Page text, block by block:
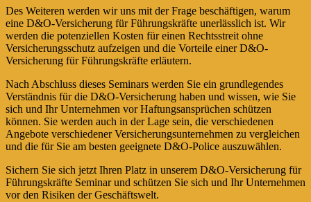
Des Weiteren werden wir uns mit der Frage beschäftigen, warum
eine D&O-Versicherung für Führungskräfte unerlässlich ist. Wir
werden die potenziellen Kosten für einen Rechtsstreit ohne
Versicherungsschutz aufzeigen und die Vorteile einer D&O-
Versicherung für Führungskräfte erläutern.
Nach Abschluss dieses Seminars werden Sie ein grundlegendes
Verständnis für die D&O-Versicherung haben und wissen, wie Sie
sich und Ihr Unternehmen vor Haftungsansprüchen schützen
können. Sie werden auch in der Lage sein, die verschiedenen
Angebote verschiedener Versicherungsunternehmen zu vergleichen
und die für Sie am besten geeignete D&O-Police auszuwählen.
Sichern Sie sich jetzt Ihren Platz in unserem D&O-Versicherung für
Führungskräfte Seminar und schützen Sie sich und Ihr Unternehmen
vor den Risiken der Geschäftswelt.